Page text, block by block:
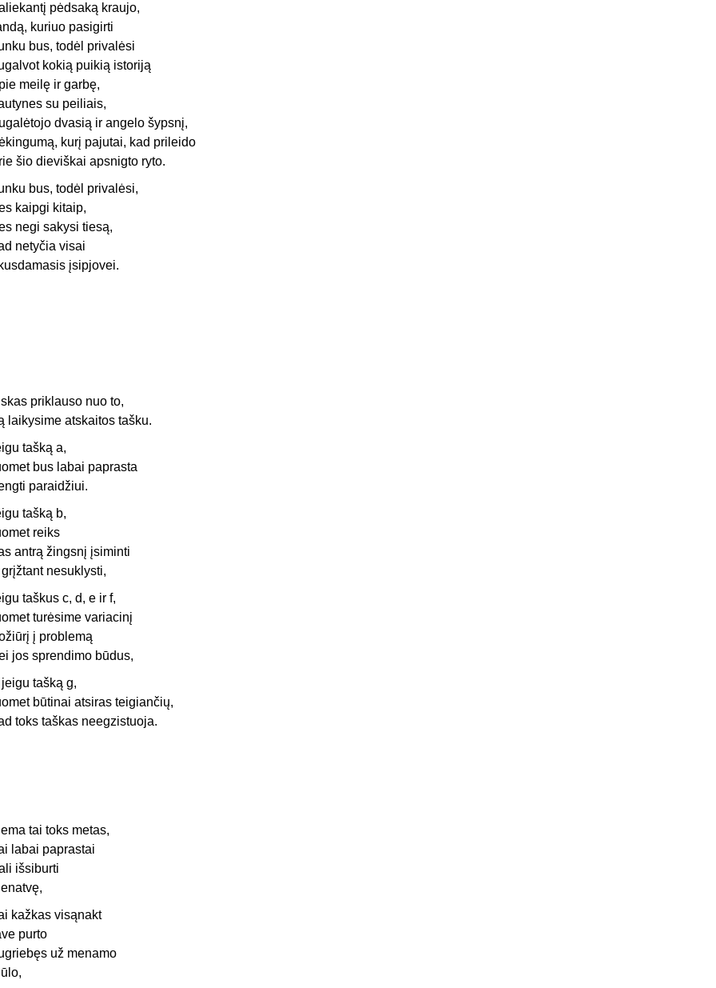
pėdsaką kraujo,
kuriuo pasigirti
bus, todėl privalėsi
kokią puikią istoriją
meilę ir garbę,
su peiliais,
dvasią ir angelo šypsnį,
kurį pajutai, kad prileido
šio dieviškai apsnigto ryto.
bus, todėl privalėsi,
kaipgi kitaip,
negi sakysi tiesą,
netyčia visai
įsipjovei.
priklauso nuo to,
laikysime atskaitos tašku.
tašką a,
bus labai paprasta
paraidžiui.
tašką b,
reiks
antrą žingsnį įsiminti
grįžtant nesuklysti,
taškus c, d, e ir f,
turėsime variacinį
į problemą
jos sprendimo būdus,
tašką g,
būtinai atsiras teigiančių,
toks taškas neegzistuoja.
tai toks metas,
labai paprastai
išsiburti
kažkas visąnakt
purto
už menamo